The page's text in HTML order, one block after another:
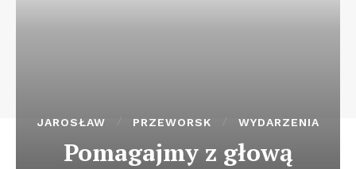
JAROSŁAW PRZEWORSK WYDARZENIA
Pomagajmy z głową